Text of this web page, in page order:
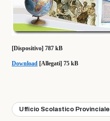
[Dispositivo] 787 kB
Download [Allegati] 75 kB
Ufficio Scolastico Provinciale